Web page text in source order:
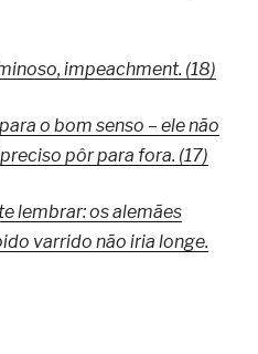
impeachment. (18)
o bom senso – ele não
pôr para fora. (17)
lembrar: os alemães
varrido não iria longe.